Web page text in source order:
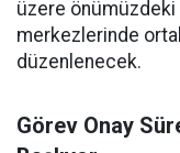
üzere
merkezlerinde
düzenlenecek.
Görev Onay